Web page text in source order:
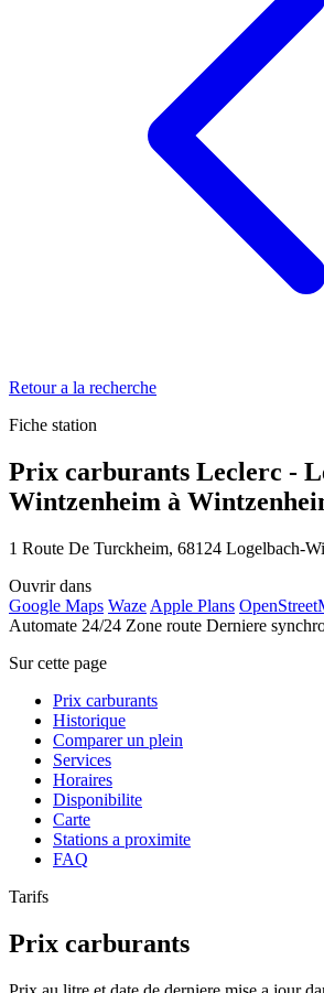
Retour a la recherche
Fiche station
Prix carburants Leclerc -
Wintzenheim à
1 Route De Turckheim, 68124 Logelbach-
Ouvrir dans
Google Maps Waze Apple Plans
Automate 24/24 Zone route Derniere
Sur cette page
Prix carburants
Historique
Comparer un plein
Services
Horaires
Disponibilite
Carte
Stations a proximite
FAQ
Tarifs
Prix carburants